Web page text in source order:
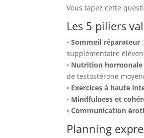
Vous tapez cette
Les 5 piliers
•Sommeil réparateur
supplémentaire
• Nutrition hormonale
de testostérone
• Exercices à haute
• Mindfulness et
•Communication
Planning